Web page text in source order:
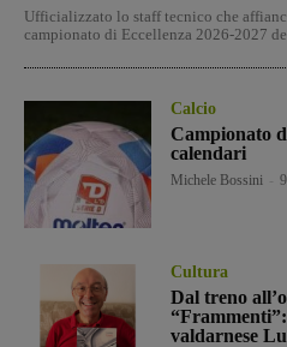
Ufficializzato lo staff tecnico che
campionato di Eccellenza 2026-2027
Calcio
Campionato
calendari
Michele Bossini
Cultura
Dal treno
valdarnese